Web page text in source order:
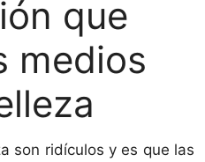
que
medios
son ridículos y es que las